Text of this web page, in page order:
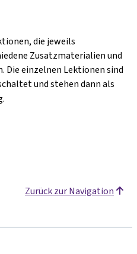
die jeweils
Zusatzmaterialien und
Die einzelnen Lektionen sind
und stehen dann als
Zurück zur Navigation